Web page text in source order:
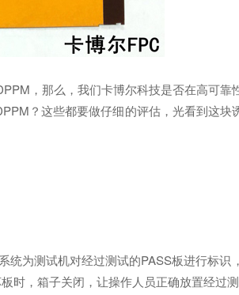
，那么，我们卡博尔科技是否在高可靠
？这些都要做仔细的评估，光看到这块
统为测试机对经过测试的PASS板进行标
，箱子关闭，让操作人员正确放置经过测